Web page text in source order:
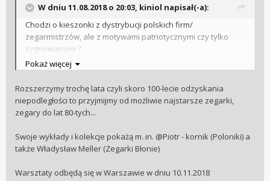
W dniu 11.08.2018 o 20:03, kiniol napisał(-a):
Chodzi o kieszonki z dystrybucji polskich firm/
zegarmistrzów, ale z motywami patriotycznymi czy tylko
sygnowanymi ?
Z jakich lat?
Pokaż więcej
Rozszerzymy trochę lata czyli skoro 100-lecie odzyskania
niepodległości to przyjmijmy od możliwie najstarsze zegarki,
zegary do lat 80-tych...
Swoje wykłady i kolekcje pokażą m. in. @Piotr - kornik (Poloniki) a
także Władysław Meller (Zegarki Błonie)
Warsztaty odbędą się w Warszawie w dniu 10.11.2018